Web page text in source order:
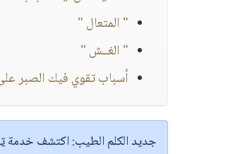
" المتعال "
" الغــش "
أسباب تقوي فيك الصبر
جديد الكلم الطيب:اكتشف خدمة